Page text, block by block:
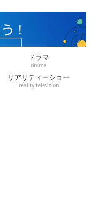
ドラマ
drama
リアリティーショー
reality-television